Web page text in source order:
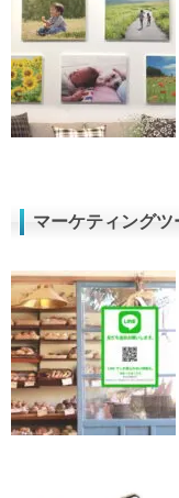
マーケティングツ